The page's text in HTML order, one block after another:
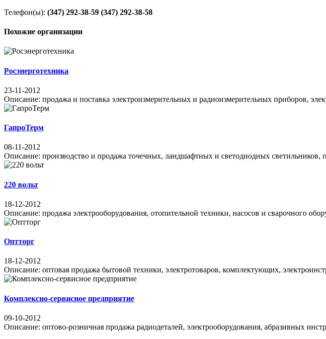
Телефон(ы): (347) 292-38-59 (347) 292-38-58
Похожие организации
Росэнерготехника
23-11-2012
Описание: продажа и поставка электроизмерительных и радиоизмерительных приборов,
ГапроТерм
08-11-2012
Описание: производство и продажа точечных, ландшафтных и светодиодных
220 вольт
18-12-2012
Описание: продажа электрооборудования, отопительной техники, насосов и сварочного
Оптторг
18-12-2012
Описание: оптовая продажа бытовой техники, электротоваров, комплектующих,
Комплексно-сервисное предприятие
09-10-2012
Описание: оптово-розничная продажа радиодеталей, электрооборудования, абразивных